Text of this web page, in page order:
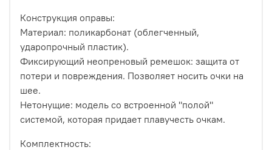
Конструкция оправы:
Материал: поликарбонат (облегченный,
ударопрочный пластик).
Фиксирующий неопреновый ремешок: защита от
потери и повреждения. Позволяет носить очки на
шее.
Нетонущие: модель со встроенной "полой"
системой, которая придает плавучесть очкам.
Комплектность: